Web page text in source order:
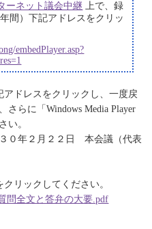
ーネット議会中継 上で、録
間）下記アドレスをクリッ
embedPlayer.asp?
ドレスをクリックし、一度戻
さらに「Windows Media Player
い。
年２月２２日 本会議（代表
リックしてください。
問全文と答弁の大要.pdf